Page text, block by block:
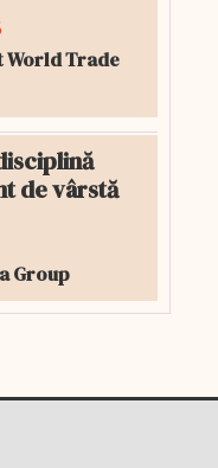
World Trade
de vârstă
Group